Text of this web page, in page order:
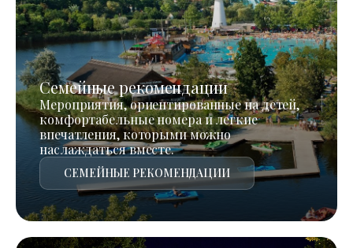
Семейные рекомендации
Мероприятия, ориентированные на детей,
комфортабельные номера и легкие
впечатления, которыми можно
наслаждаться вместе.
СЕМЕЙНЫЕ РЕКОМЕНДАЦИИ